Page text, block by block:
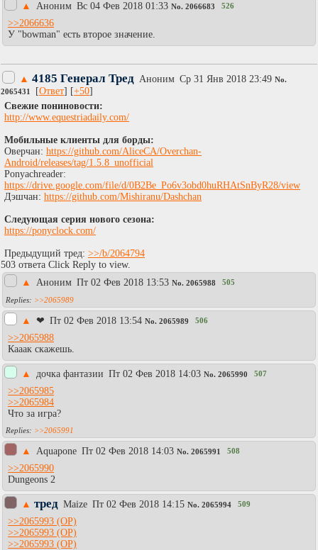
▲ Аноним Вc 04 Фев 2018 01:33 No. 2066683 526
>>2066636
У "bowman" есть второе значение.
▲ 4185 Генерал Тред Аноним Ср 31 Янв 2018 23:49 No.
2065431
[Ответ] [+50]
Свежие пониновости:
http://www.equestriadaily.com/
Мобильные клиенты для борды:
Оверчан: https://github.com/AliceCA/Overchan-
Android/releases/tag/1.5.8_unofficial
Ponyachreader:
https://drive.google.com/file/d/0B2Be_Po6v3obd0huRHAtSnByR28/view
Дэшчан: https://github.com/Mishiranu/Dashchan
Следующая серия нового сезона:
https://ponyclock.com/
Предыдущий тред: >>/b/2064794
503 ответа Click Reply to view.
▲
Аноним Пт 02 Фев 2018 13:53 No. 2065988 505
>>2065989
▲ ❤ Пт 02 Фев 2018 13:54 No. 2065989 506
>>2065988
Кааак скажешь.
▲ дочка фантазии Пт 02 Фев 2018 14:03 No. 2065990 507
>>2065985
>>2065984
Что за игра?
>>2065991
▲ Aquapone Пт 02 Фев 2018 14:03 No. 2065991 508
>>2065990
Dungeons 2
▲ тред Maize Пт 02 Фев 2018 14:15 No. 2065994 509
>>2065993
>>2065993
>>2065993